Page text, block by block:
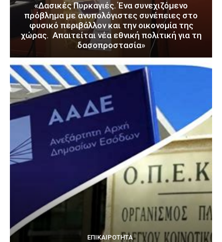
«Δασικές Πυρκαγιές. Ένα συνεχιζόμενο
πρόβλημα με ανυπολόγιστες συνέπειες στο
φυσικό περιβάλλον και την οικονομία της
χώρας. Απαιτείται νέα εθνική πολιτική για τη
δασοπροστασία»
ΕΠΙΚΑΙΡΌΤΗΤΑ